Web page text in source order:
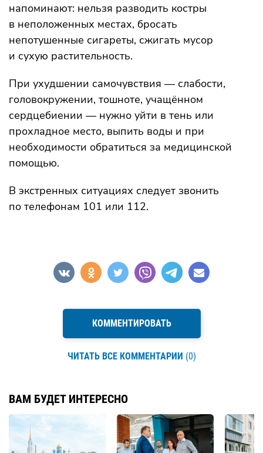
напоминают: нельзя разводить костры
в неположенных местах, бросать
непотушенные сигареты, сжигать мусор
и сухую растительность.
При ухудшении самочувствия — слабости,
головокружении, тошноте, учащённом
сердцебиении — нужно уйти в тень или
прохладное место, выпить воды и при
необходимости обратиться за медицинской
помощью.
В экстренных ситуациях следует звонить
по телефонам 101 или 112.
КОММЕНТИРОВАТЬ
ЧИТАТЬ ВСЕ КОММЕНТАРИИ (0)
ВАМ БУДЕТ ИНТЕРЕСНО